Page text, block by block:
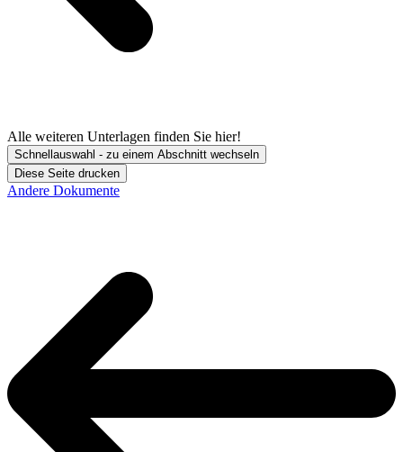
Alle weiteren Unterlagen finden Sie hier!
Schnellauswahl - zu einem Abschnitt wechseln
Diese Seite drucken
Andere Dokumente